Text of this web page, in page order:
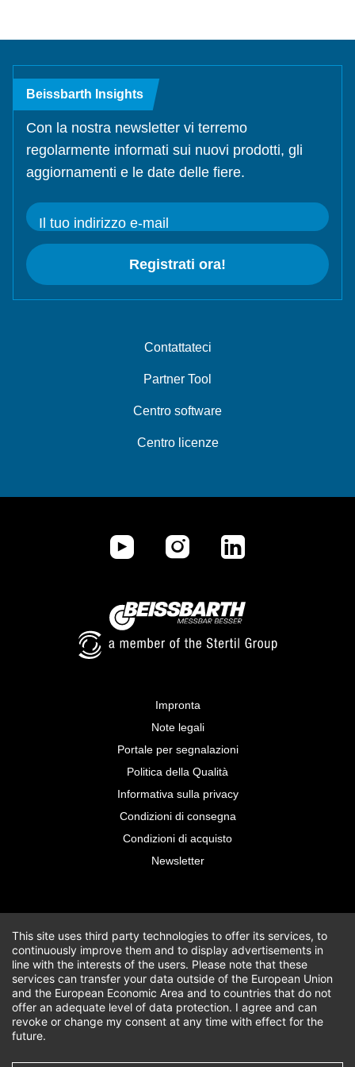
Contattateci
Partner Tool
Centro software
Centro licenze
Beissbarth Insights
Con la nostra newsletter vi terremo
regolarmente informati sui nuovi prodotti, gli
aggiornamenti e le date delle fiere.
Il tuo indirizzo e-mail
Registrati ora!
Impronta
Note legali
Portale per segnalazioni
Politica della Qualità
Informativa sulla privacy
Condizioni di consegna
Condizioni di acquisto
Newsletter
This site uses third party technologies to offer its services, to
continuously improve them and to display advertisements in
line with the interests of the users. Please note that these
services can transfer your data outside of the European Union
and the European Economic Area and to countries that do not
offer an adequate level of data protection. I agree and can
revoke or change my consent at any time with effect for the
future.